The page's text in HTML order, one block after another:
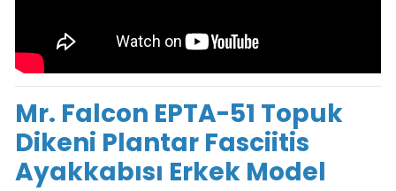
Mr. Falcon EPTA-51 Topuk
Dikeni Plantar Fasciitis
Ayakkabısı Erkek Model